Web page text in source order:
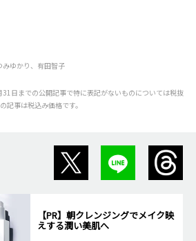
ゆかり、有田智子
日までの公開記事で特に表記がないものについては税抜
記事は税込み価格です。
【PR】朝クレンジングでメイク映
えする潤い美肌へ